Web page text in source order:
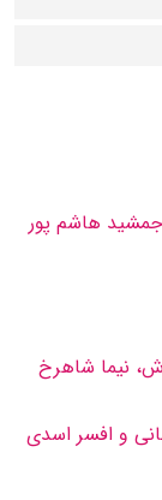
هاشم پور
نیما شاهرخ
و افسر اسدی